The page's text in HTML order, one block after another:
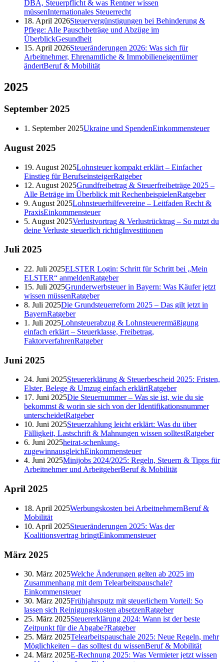
DBA, Steuerpflicht & was Rentner wissen
müssenInternationales Steuerrecht
18. April 2026Steuervergünstigungen bei Behinderung &
Pflege: Alle Pauschbeträge und Abzüge im
ÜberblickGesundheit
15. April 2026Steueränderungen 2026: Was sich für
Arbeitnehmer, Ehrenamtliche & Immobilieneigentümer
ändertBeruf & Mobilität
2025
September 2025
1. September 2025Ukraine und SpendenEinkommensteuer
August 2025
19. August 2025Lohnsteuer kompakt erklärt – Einfacher
Einstieg für BerufseinsteigerRatgeber
12. August 2025Grundfreibetrag & Steuerfreibeträge 2025 –
Alle Beträge im Überblick mit RechenbeispielenRatgeber
9. August 2025Lohnsteuerhilfevereine – Leitfaden Recht &
PraxisEinkommensteuer
5. August 2025Verlustvortrag & Verlustrücktrag – So nutzt du
deine Verluste steuerlich richtigInvestitionen
Juli 2025
22. Juli 2025ELSTER Login: Schritt für Schritt bei „Mein
ELSTER“ anmeldenRatgeber
15. Juli 2025Grunderwerbsteuer in Bayern: Was Käufer jetzt
wissen müssenRatgeber
8. Juli 2025Die Grundsteuerreform 2025 – Das gilt jetzt in
BayernRatgeber
1. Juli 2025Lohnsteuerabzug & Lohnsteuerermäßigung
einfach erklärt – Steuerklasse, Freibetrag,
FaktorverfahrenRatgeber
Juni 2025
24. Juni 2025Steuererklärung & Steuerbescheid 2025: Fristen,
Elster, Belege & Umzug einfach erklärtRatgeber
17. Juni 2025Die Steuernummer – Was sie ist, wie du sie
bekommst & worin sie sich von der Identifikationsnummer
unterscheidetRatgeber
10. Juni 2025Steuerzahlung leicht erklärt: Was du über
Fälligkeit, Lastschrift & Mahnungen wissen solltestRatgeber
6. Juni 2025heirat-schenkung-
zugewinnausgleichEinkommensteuer
4. Juni 2025Minijobs 2024/2025: Regeln, Steuern & Tipps für
Arbeitnehmer und ArbeitgeberBeruf & Mobilität
April 2025
18. April 2025Werbungskosten bei ArbeitnehmernBeruf &
Mobilität
10. April 2025Steueränderungen 2025: Was der
Koalitionsvertrag bringtEinkommensteuer
März 2025
30. März 2025Welche Änderungen gelten ab 2025 im
Zusammenhang mit dem Telearbeitspauschale?
Einkommensteuer
30. März 2025Frühjahrsputz mit steuerlichem Vorteil: So
lassen sich Reinigungskosten absetzenRatgeber
25. März 2025Steuererklärung 2024: Wann ist der beste
Zeitpunkt für die Abgabe?Ratgeber
25. März 2025Telearbeitspauschale 2025: Neue Regeln, mehr
Möglichkeiten – das solltest du wissenBeruf & Mobilität
24. März 2025E-Rechnung 2025: Was Vermieter jetzt wissen